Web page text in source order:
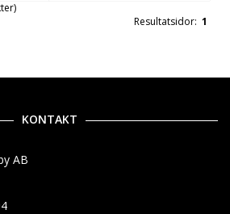
Resultatsidor: 1
KONTAKT
AB